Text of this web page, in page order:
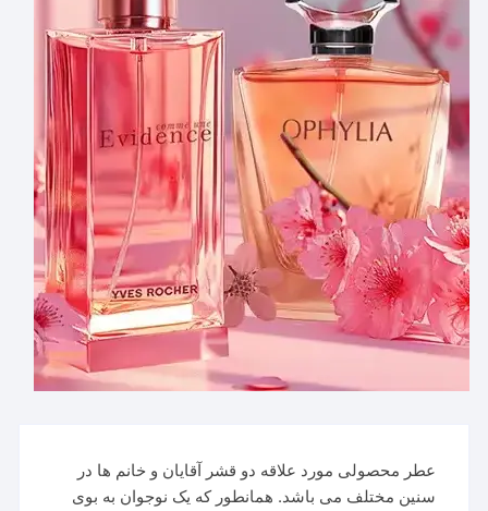
عطر محصولی مورد علاقه دو قشر آقایان و خانم ها در
سنین مختلف می باشد. همانطور که یک نوجوان به بوی